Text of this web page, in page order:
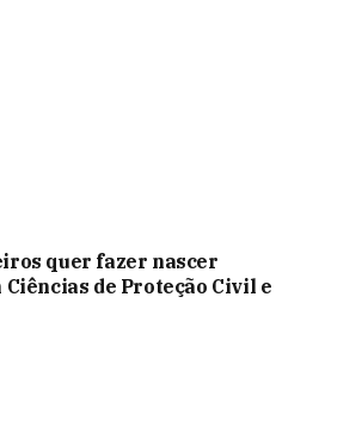
quer fazer nascer
de Proteção Civil e